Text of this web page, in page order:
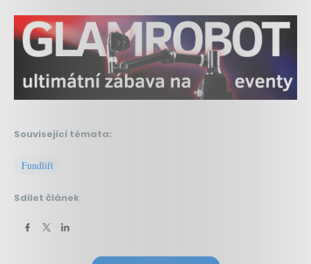
Související témata:
Fundlift
Sdílet článek